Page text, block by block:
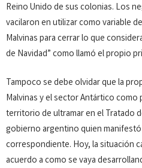
Reino Unido de sus colonias. Los
vacilaron en utilizar como variable
Malvinas para cerrar lo que
de Navidad” como llamó el propio
Tampoco se debe olvidar que la
Malvinas y el sector Antártico
territorio de ultramar en el Tratado
gobierno argentino quien
correspondiente. Hoy, la situación
acuerdo a como se vaya